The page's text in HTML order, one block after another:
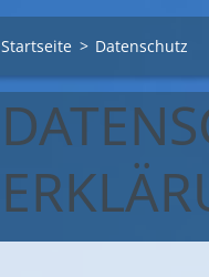
Startseite > Datenschutz